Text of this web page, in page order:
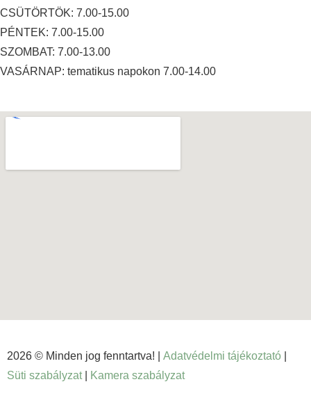
CSÜTÖRTÖK: 7.00-15.00
PÉNTEK: 7.00-15.00
SZOMBAT: 7.00-13.00
VASÁRNAP: tematikus napokon 7.00-14.00
2026 © Minden jog fenntartva! | Adatvédelmi tájékoztató
Süti szabályzat
Kamera szabályzat